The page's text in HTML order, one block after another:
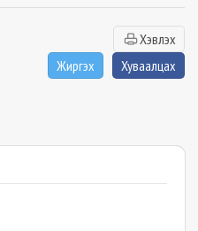
Хэвлэх
Жиргэх
Хуваалцах